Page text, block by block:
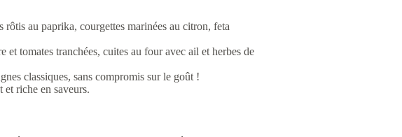
rôtis au paprika, courgettes marinées au citron, feta
et tomates tranchées, cuites au four avec ail et herbes de
classiques, sans compromis sur le goût !
et riche en saveurs.